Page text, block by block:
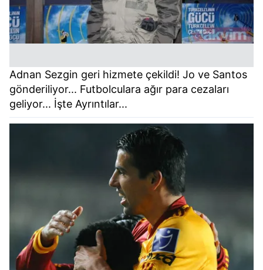
Adnan Sezgin geri hizmete çekildi! Jo ve Santos
gönderiliyor... Futbolculara ağır para cezaları
geliyor... İşte Ayrıntılar...